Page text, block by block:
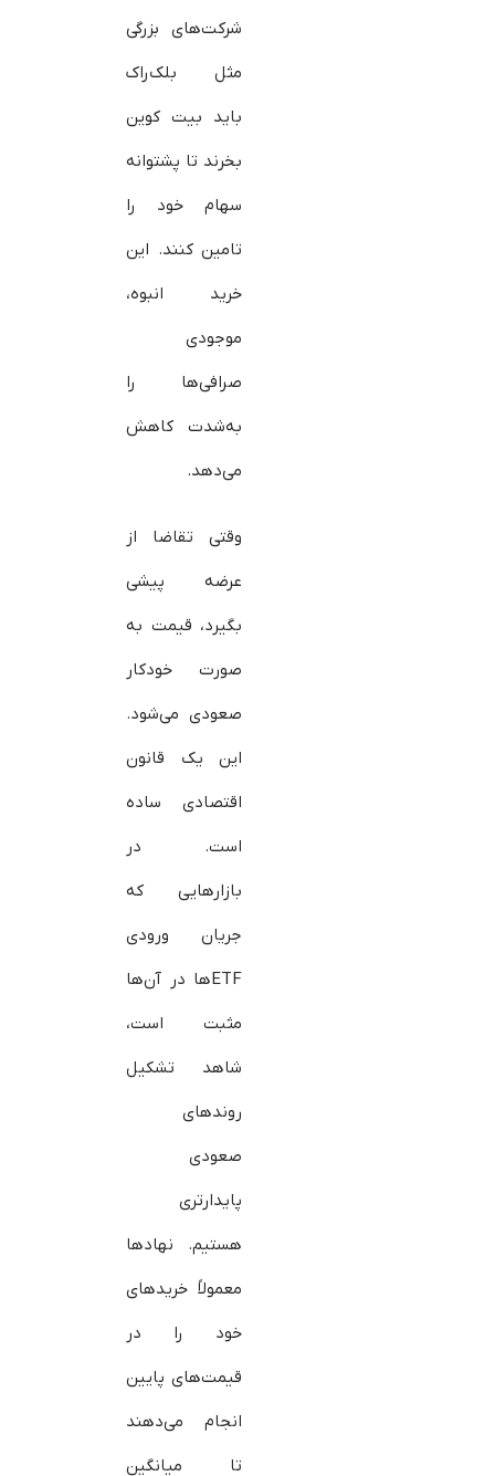
شرکت‌های بزرگی
مثل بلک‌راک
باید بیت‌ کوین
بخرند تا پشتوانه
سهام خود را
تامین کنند. این
خرید انبوه،
موجودی
صرافی‌ها را
به‌شدت کاهش
می‌دهد.
وقتی تقاضا از
عرضه پیشی
بگیرد، قیمت به
صورت خودکار
صعودی می‌شود.
این یک قانون
اقتصادی ساده
است. در
بازارهایی که
جریان ورودی
ETFها در آن‌ها
مثبت است،
شاهد تشکیل
روندهای
صعودی
پایدارتری
هستیم. نهادها
معمولاً خرید‌های
خود را در
قیمت‌های پایین
انجام می‌دهند
تا میانگین